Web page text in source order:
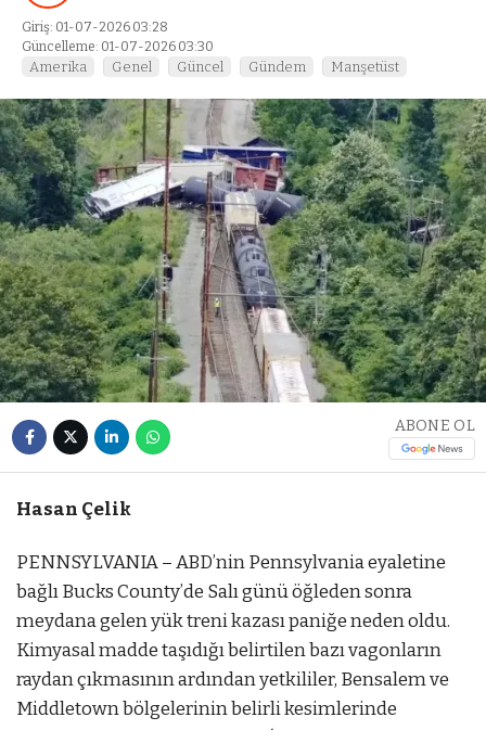
Giriş: 01-07-2026 03:28
Güncelleme: 01-07-2026 03:30
Amerika Genel Güncel Gündem Manşetüst
ABONE OL
Hasan Çelik
PENNSYLVANIA – ABD’nin Pennsylvania eyaletine
bağlı Bucks County’de Salı günü öğleden sonra
meydana gelen yük treni kazası paniğe neden oldu.
Kimyasal madde taşıdığı belirtilen bazı vagonların
raydan çıkmasının ardından yetkililer, Bensalem ve
Middletown bölgelerinin belirli kesimlerinde